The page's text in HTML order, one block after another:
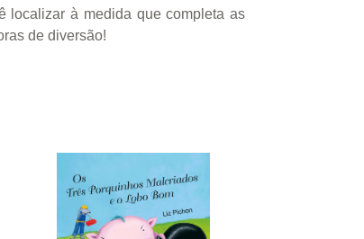
localizar à medida que completa as
de diversão!